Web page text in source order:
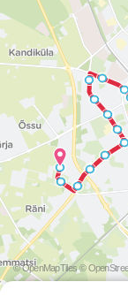
© OpenMapTiles ©